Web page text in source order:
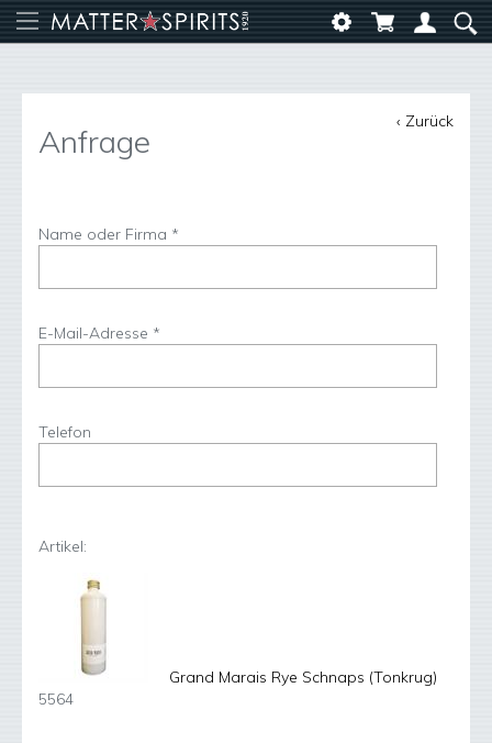
‹ Zurück
Anfrage
Name oder Firma *
E-Mail-Adresse *
Telefon
Artikel:
Grand Marais Rye Schnaps (Tonkrug)
5564